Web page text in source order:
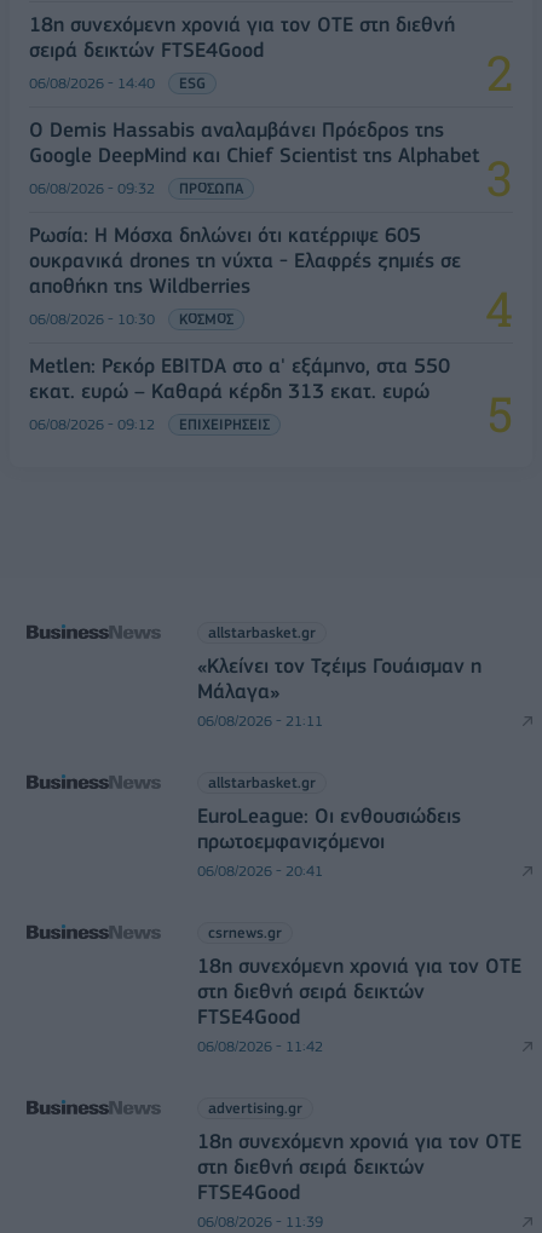
18η συνεχόμενη χρονιά για τον ΟΤΕ στη διεθνή
σειρά δεικτών FTSE4Good
06/08/2026 - 14:40 ESG
Ο Demis Hassabis αναλαμβάνει Πρόεδρος της
Google DeepMind και Chief Scientist της Alphabet
06/08/2026 - 09:32 ΠΡΟΣΩΠΑ
Ρωσία: Η Μόσχα δηλώνει ότι κατέρριψε 605
ουκρανικά drones τη νύχτα - Ελαφρές ζημιές σε
αποθήκη της Wildberries
06/08/2026 - 10:30 ΚΟΣΜΟΣ
Metlen: Ρεκόρ EBITDA στο α' εξάμηνο, στα 550
εκατ. ευρώ – Καθαρά κέρδη 313 εκατ. ευρώ
06/08/2026 - 09:12 ΕΠΙΧΕΙΡΗΣΕΙΣ
allstarbasket.gr
«Κλείνει τον Τζέιμς Γουάισμαν η
Μάλαγα»
06/08/2026 - 21:11
allstarbasket.gr
EuroLeague: Οι ενθουσιώδεις
πρωτοεμφανιζόμενοι
06/08/2026 - 20:41
csrnews.gr
18η συνεχόμενη χρονιά για τον ΟΤΕ
στη διεθνή σειρά δεικτών
FTSE4Good
06/08/2026 - 11:42
advertising.gr
18η συνεχόμενη χρονιά για τον ΟΤΕ
στη διεθνή σειρά δεικτών
FTSE4Good
06/08/2026 - 11:39